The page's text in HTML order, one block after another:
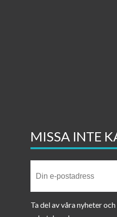
MISSA INTE
Ta del av våra nyheter